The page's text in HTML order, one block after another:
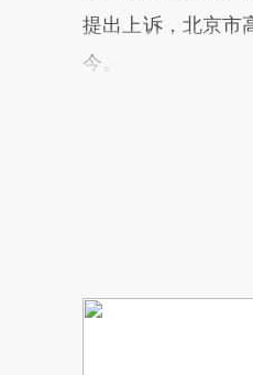
提出上诉，北京市
今。